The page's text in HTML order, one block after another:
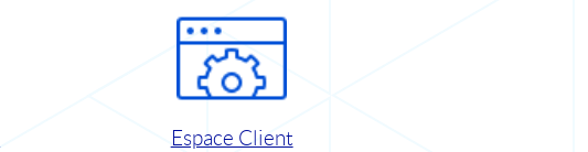
Espace Client